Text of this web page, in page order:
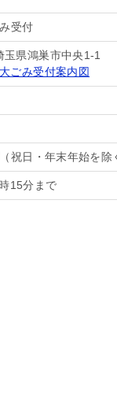
受付
県鴻巣市中央1-1
ごみ受付案内図
祝日・年末年始を除
15分まで